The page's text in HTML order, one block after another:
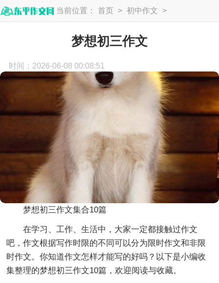
当前位置： 首页 > 初中作文 >
梦想初三作文
时间：2026-06-08 00:08:51
梦想初三作文集合10篇
在学习、工作、生活中，大家一定都接触过作文
吧，作文根据写作时限的不同可以分为限时作文和非限
时作文。你知道作文怎样才能写的好吗？以下是小编收
集整理的梦想初三作文10篇，欢迎阅读与收藏。